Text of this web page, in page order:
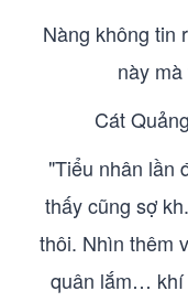
Nàng không tin
này
Cát
"Tiểu nhân lần
thấy cũng sợ
thôi. Nhìn thêm
quân lắm… khí